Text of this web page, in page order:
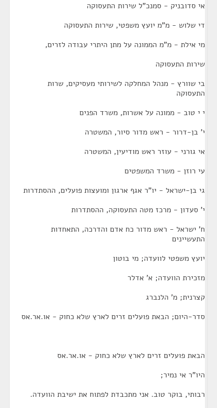
אי סדובניק - סמנכ"ל שירות התעסוקה
די שלוש - מ"מ יועץ משפטי, שירות התעסוקה
מי אילת - מ"מ הממונה על מתן היתרי עבודה לזרים,
שירות התעסוקה
בי שוורץ - מנהל המחלקה לשירותי מעסיקים, שרות
התעסוקה
י י טוב - ממונה על אשרות, משרד הפנים
י' בן-דרור - ראש מדור סיור, המשטרה
אי גורני - עוזר ראש מודיעין, המשטרה
עי רוזן - משרד המשפטים
גי בן-ישראל - יו"ר אגף ארגון ומועצות פועלים, ההסתדרות
י' סעדון - מרכז מטה התעסוקה, ההסתדרות
ח' ישראל - ראש מדור כח אדם והדרכה, התאחדות
התעשיינים
יועץ משפטי לוועדה; מי בוטון
מזכירת הוועדה; א' אדלר
קצרנית; מ' הלנברג
סדר-היום; הבאת פועלים זרים לארץ שלא כחוק - או.אר.אס
הבאת פועלים זרים לארץ שלא כחוק - או.אר.אס
היו"ר אי נמיר;
רבותי, בוקר טוב. אני מתכבדת לפתוח את ישיבת הוועדה.